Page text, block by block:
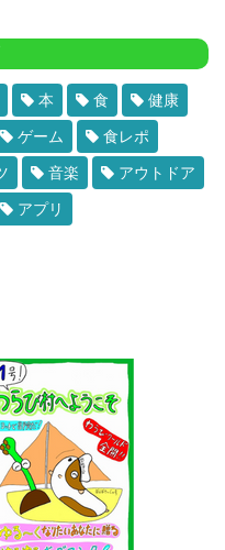
本 食 健康
ゲーム 食レポ
音楽 アウトドア
アプリ